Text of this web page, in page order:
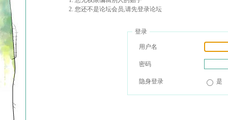
您还不是论坛会员,请先登录论坛
登录
用户名
密码
隐身登录 是